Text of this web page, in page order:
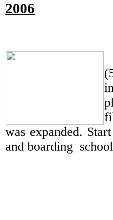
2006
was expanded.
and boarding